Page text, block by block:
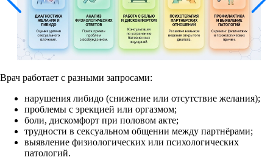
Врач работает с разными запросами:
нарушения либидо (снижение или отсутствие желания);
проблемы с эрекцией или оргазмом;
боли, дискомфорт при половом акте;
трудности в сексуальном общении между партнёрами;
выявление физиологических или психологических
патологий.